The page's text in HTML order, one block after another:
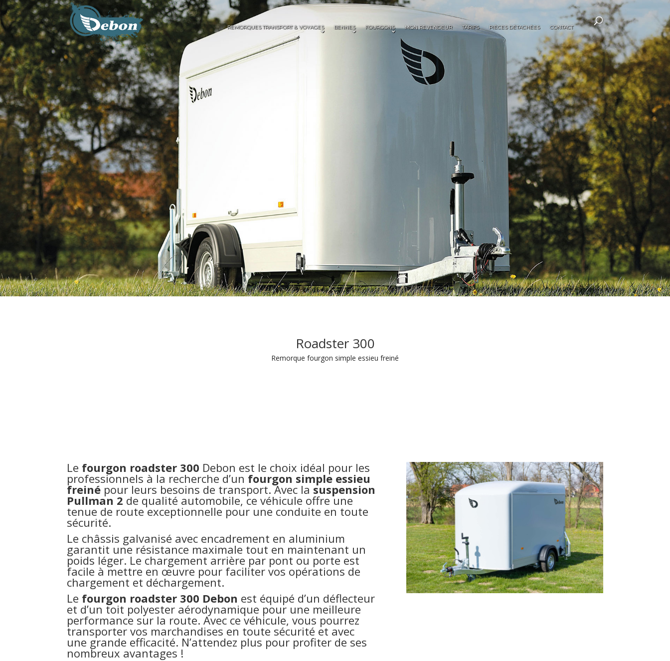
REMORQUES TRANSPORT & VOYAGES BENNES FOURGONS MON REVENDEUR TARIFS PIÈCES DÉTACHÉES CONTACT
Roadster 300
Remorque fourgon simple essieu freiné
Le fourgon roadster 300 Debon est le choix idéal pour les
professionnels à la recherche d’un fourgon simple essieu
freiné pour leurs besoins de transport. Avec la suspension
Pullman 2 de qualité automobile, ce véhicule offre une
tenue de route exceptionnelle pour une conduite en toute
sécurité.
Le châssis galvanisé avec encadrement en aluminium
garantit une résistance maximale tout en maintenant un
poids léger. Le chargement arrière par pont ou porte est
facile à mettre en œuvre pour faciliter vos opérations de
chargement et déchargement.
Le fourgon roadster 300 Debon est équipé d’un déflecteur
et d’un toit polyester aérodynamique pour une meilleure
performance sur la route. Avec ce véhicule, vous pourrez
transporter vos marchandises en toute sécurité et avec
une grande efficacité. N’attendez plus pour profiter de ses
nombreux avantages !